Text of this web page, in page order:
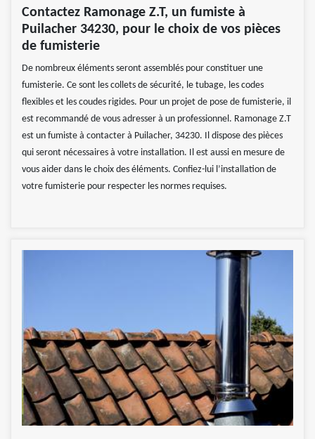
Contactez Ramonage Z.T, un fumiste à
Puilacher 34230, pour le choix de vos pièces
de fumisterie
De nombreux éléments seront assemblés pour constituer une
fumisterie. Ce sont les collets de sécurité, le tubage, les codes
flexibles et les coudes rigides. Pour un projet de pose de fumisterie, il
est recommandé de vous adresser à un professionnel. Ramonage Z.T
est un fumiste à contacter à Puilacher, 34230. Il dispose des pièces
qui seront nécessaires à votre installation. Il est aussi en mesure de
vous aider dans le choix des éléments. Confiez-lui l’installation de
votre fumisterie pour respecter les normes requises.